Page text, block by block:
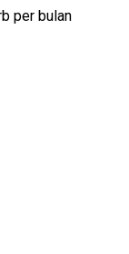
per bulan